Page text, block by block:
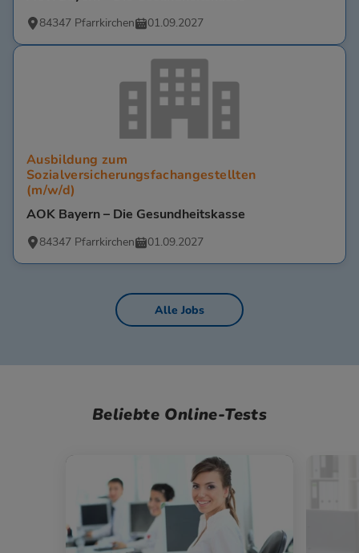
84347 Pfarrkirchen 01.09.2027
Ausbildung zum
Sozialversicherungsfachangestellten
(m/w/d)
AOK Bayern – Die Gesundheitskasse
84347 Pfarrkirchen 01.09.2027
Alle Jobs
Beliebte Online-Tests